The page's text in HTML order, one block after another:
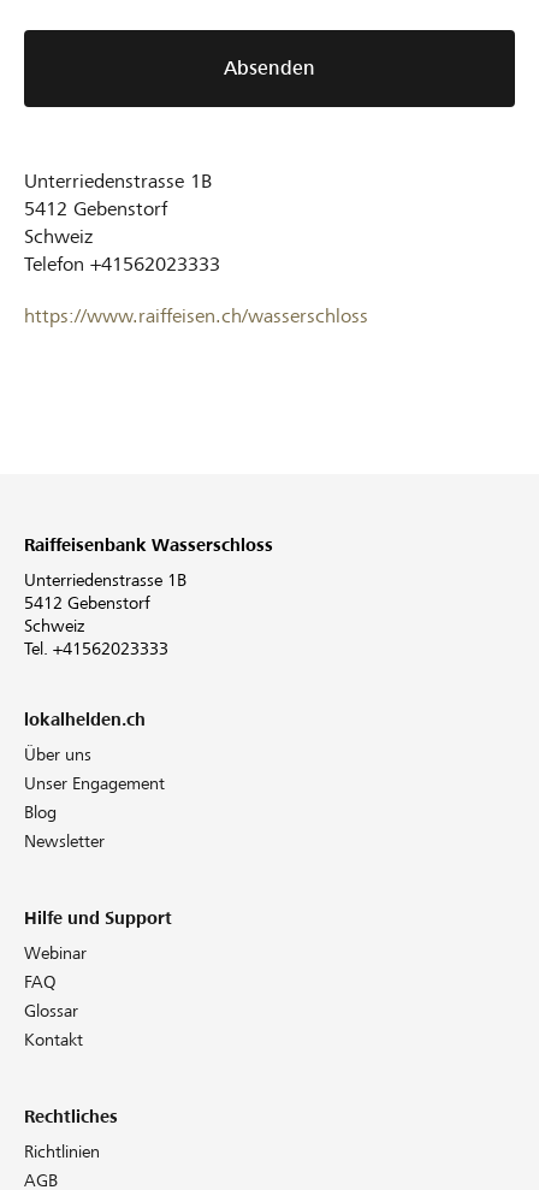
Absenden
Unterriedenstrasse 1B
5412 Gebenstorf
Schweiz
Telefon +41562023333
https://www.raiffeisen.ch/wasserschloss
Raiffeisenbank Wasserschloss
Unterriedenstrasse 1B
5412 Gebenstorf
Schweiz
Tel. +41562023333
lokalhelden.ch
Über uns
Unser Engagement
Blog
Newsletter
Hilfe und Support
Webinar
FAQ
Glossar
Kontakt
Rechtliches
Richtlinien
AGB